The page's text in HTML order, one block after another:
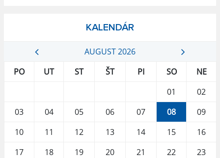
KALENDÁR
AUGUST 2026
PO
UT ST ŠT PI SO
NE
01
02
03
04 05 06 07 08
09
10
11 12 13 14 15
16
17
18 19 20 21 22
23